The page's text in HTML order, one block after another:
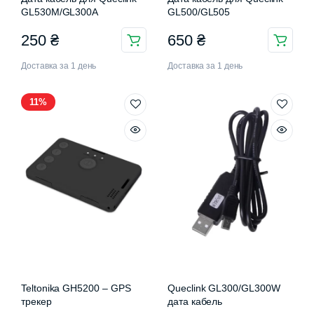
GL530M/GL300A
250 ₴
Доставка за 1 день
GL500/GL505
650 ₴
Доставка за 1 день
11%
Teltonika GH5200 – GPS
трекер
Queclink GL300/GL300W
дата кабель